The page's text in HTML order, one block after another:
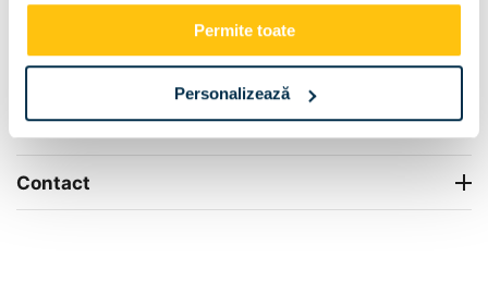
Permite toate
Personalizează
Info Center
Livrare
Contact